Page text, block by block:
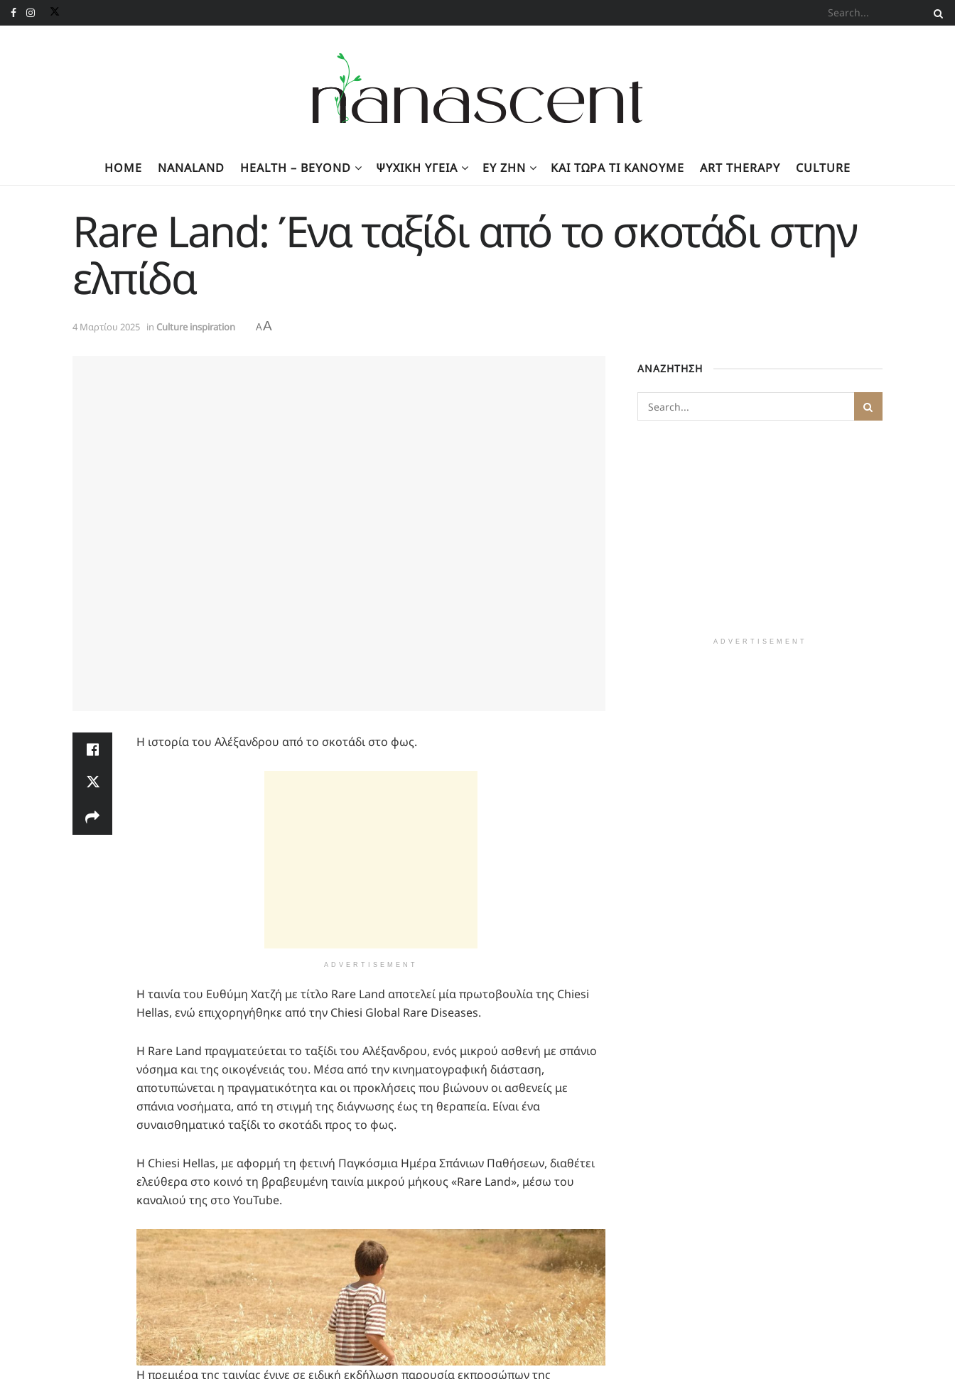
HOME NANALAND HEALTH – BEYOND ΨΥΧΙΚΉ ΥΓΕΊΑ ΕΥ ΖΗΝ KΑΙ ΤΏΡΑ ΤΙ ΚΆΝΟΥΜΕ ART THERAPY CULTURE
Rare Land: Ένα ταξίδι από το σκοτάδι στην
ελπίδα
4 Μαρτίου 2025 in Culture inspiration AA
Η ιστορία του Αλέξανδρου από το σκοτάδι στο φως.
ADVERTISEMENT
H ταινία του Ευθύμη Χατζή με τίτλο Rare Land αποτελεί μία πρωτοβουλία της Chiesi
Hellas, ενώ επιχορηγήθηκε από την Chiesi Global Rare Diseases.
Η Rare Land πραγματεύεται το ταξίδι του Αλέξανδρου, ενός μικρού ασθενή με σπάνιο
νόσημα και της οικογένειάς του. Μέσα από την κινηματογραφική διάσταση,
αποτυπώνεται η πραγματικότητα και οι προκλήσεις που βιώνουν οι ασθενείς με
σπάνια νοσήματα, από τη στιγμή της διάγνωσης έως τη θεραπεία. Είναι ένα
συναισθηματικό ταξίδι το σκοτάδι προς το φως.
Η Chiesi Hellas, με αφορμή τη φετινή Παγκόσμια Ημέρα Σπάνιων Παθήσεων, διαθέτει
ελεύθερα στο κοινό τη βραβευμένη ταινία μικρού μήκους «Rare Land», μέσω του
καναλιού της στο YouTube.
Η πρεμιέρα της ταινίας έγινε σε ειδική εκδήλωση παρουσία εκπροσώπων της
ΑΝΑΖΗΤΗΣΗ
ADVERTISEMENT